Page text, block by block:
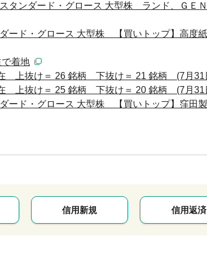
タンダード・グロース 大型株 ランド、ＧＥ
ード・グロース 大型株 【買いトップ】高度
着地
在 上抜け＝ 26 銘柄 下抜け＝ 21 銘柄 (7月31
在 上抜け＝ 25 銘柄 下抜け＝ 20 銘柄 (7月31
ード・グロース 大型株 【買いトップ】窪田
信用新規 信用返済